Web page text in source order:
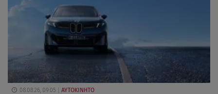
08.08.26, 09:05 ΑΥΤΟΚΙΝΗΤΟ